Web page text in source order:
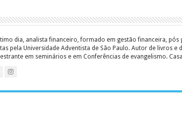
dia, analista financeiro, formado em gestão financeira,
pela Universidade Adventista de São Paulo. Autor de livros e
em seminários e em Conferências de evangelismo.